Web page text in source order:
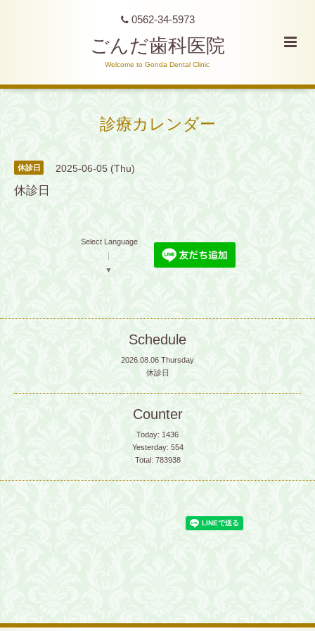
0562-34-5973
ごんだ歯科医院
Welcome to Gonda Dental Clinic
診療カレンダー
休診日 2025-06-05 (Thu)
休診日
Select Language
▼
Schedule
2026.08.06 Thursday
休診日
Counter
Today: 1436
Yesterday: 554
Total: 783938